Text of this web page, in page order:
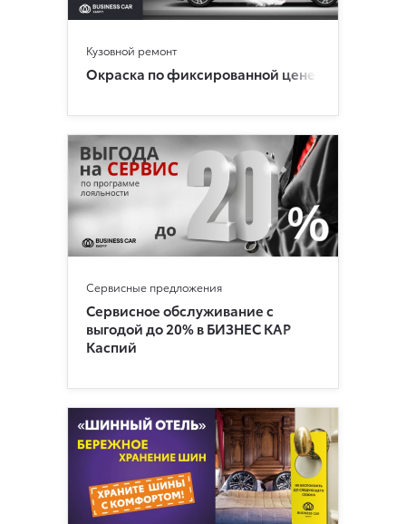
Кузовной ремонт
Окраска по фиксированной цене
Сервисные предложения
Сервисное обслуживание с
выгодой до 20% в БИЗНЕС КАР
Каспий